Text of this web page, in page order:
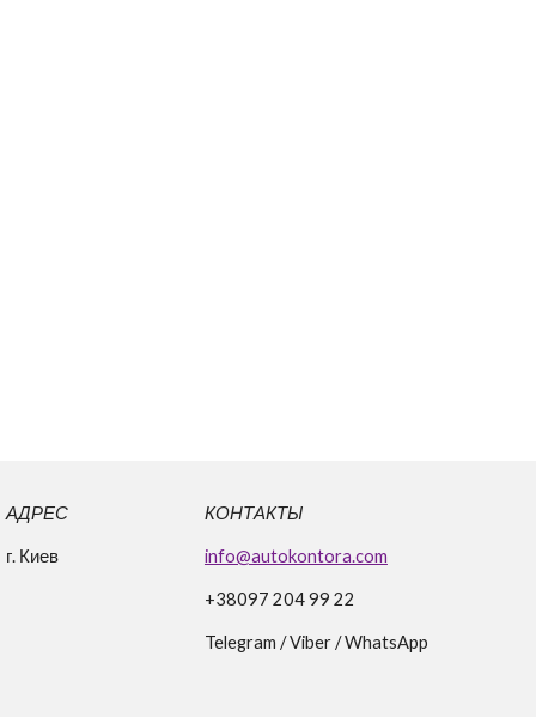
АДРЕС
г. Киев
КОНТАКТЫ
info@autokontora.com
+38097 204 99 22
Telegram / Viber / WhatsApp